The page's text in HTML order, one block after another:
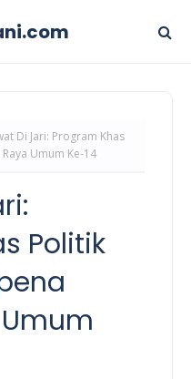
Di Jari: Program Khas
Umum Ke-14
Politik